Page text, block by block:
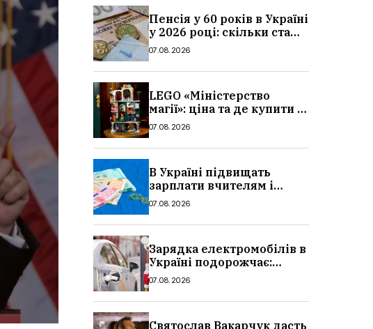
Пенсія у 60 років в Україні
у 2026 році: скільки стажу
потрібно, умови, кому
07.08.2026
LEGO «Міністерство
магії»: ціна та де купити в
Україні
07.08.2026
В Україні підвищать
зарплати вчителям і
стипендії студентам з 1
суми, розмір
07.08.2026
Зарядка електромобілів в
Україні подорожчає:
причина і нові ціни з
07.08.2026
Святослав Вакарчук дасть